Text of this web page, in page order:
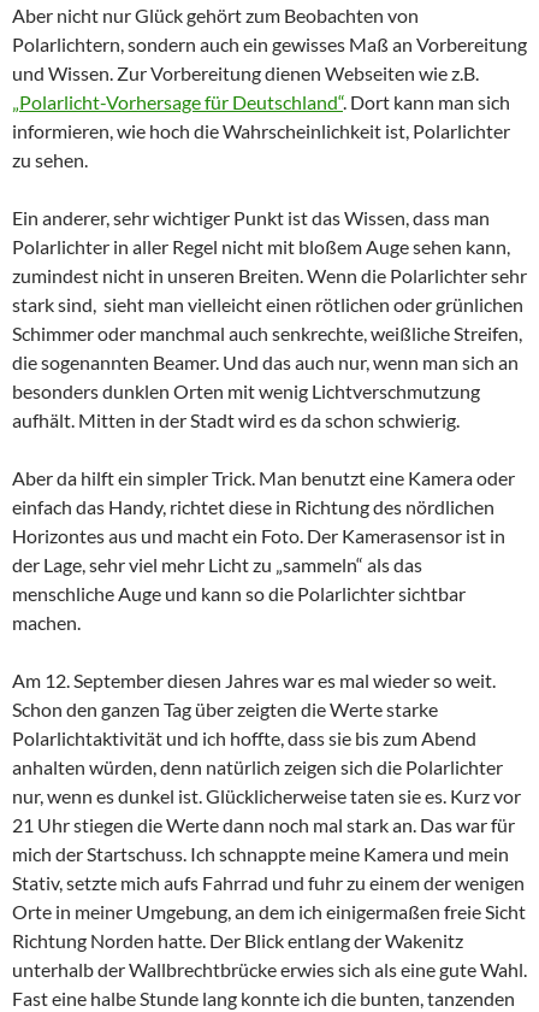
Aber nicht nur Glück gehört zum Beobachten von
Polarlichtern, sondern auch ein gewisses Maß an Vorbereitung
und Wissen. Zur Vorbereitung dienen Webseiten wie z.B.
„Polarlicht-Vorhersage für Deutschland“. Dort kann man sich
informieren, wie hoch die Wahrscheinlichkeit ist, Polarlichter
zu sehen.
Ein anderer, sehr wichtiger Punkt ist das Wissen, dass man
Polarlichter in aller Regel nicht mit bloßem Auge sehen kann,
zumindest nicht in unseren Breiten. Wenn die Polarlichter sehr
stark sind, sieht man vielleicht einen rötlichen oder grünlichen
Schimmer oder manchmal auch senkrechte, weißliche Streifen,
die sogenannten Beamer. Und das auch nur, wenn man sich an
besonders dunklen Orten mit wenig Lichtverschmutzung
aufhält. Mitten in der Stadt wird es da schon schwierig.
Aber da hilft ein simpler Trick. Man benutzt eine Kamera oder
einfach das Handy, richtet diese in Richtung des nördlichen
Horizontes aus und macht ein Foto. Der Kamerasensor ist in
der Lage, sehr viel mehr Licht zu „sammeln“ als das
menschliche Auge und kann so die Polarlichter sichtbar
machen.
Am 12. September diesen Jahres war es mal wieder so weit.
Schon den ganzen Tag über zeigten die Werte starke
Polarlichtaktivität und ich hoffte, dass sie bis zum Abend
anhalten würden, denn natürlich zeigen sich die Polarlichter
nur, wenn es dunkel ist. Glücklicherweise taten sie es. Kurz vor
21 Uhr stiegen die Werte dann noch mal stark an. Das war für
mich der Startschuss. Ich schnappte meine Kamera und mein
Stativ, setzte mich aufs Fahrrad und fuhr zu einem der wenigen
Orte in meiner Umgebung, an dem ich einigermaßen freie Sicht
Richtung Norden hatte. Der Blick entlang der Wakenitz
unterhalb der Wallbrechtbrücke erwies sich als eine gute Wahl.
Fast eine halbe Stunde lang konnte ich die bunten, tanzenden